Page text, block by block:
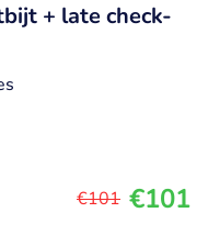
+ late check-
€101 €101